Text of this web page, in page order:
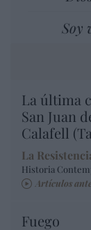
Soy
La última
San Juan
Calafell
La
Historia
Artículos
Fuego